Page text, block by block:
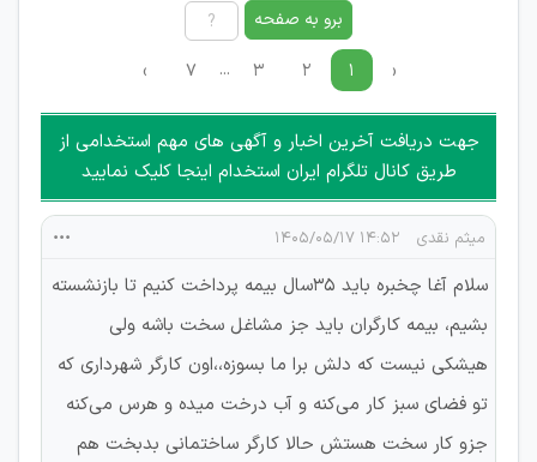
امکان هماهنگی برای هرگونه ملاقات حضوری چه به صورت دسته
جمعی و چه فردی توسط کاربران سایت وجود ندارد.
برو به صفحه
‹ ۱ ۲ ۳ ... ۷ ›
جهت دریافت آخرین اخبار و آگهی های مهم استخدامی از
طریق کانال تلگرام ایران استخدام اینجا کلیک نمایید
میثم نقدی ۱۴:۵۲ ۱۴۰۵/۰۵/۱۷
سلام آغا چخبره باید 35سال بیمه پرداخت کنیم تا بازنشسته
بشیم، بیمه کارگران باید جز مشاغل سخت باشه ولی
هیشکی نیست که دلش برا ما بسوزه،،اون کارگر شهرداری که
تو فضای سبز کار می‌کنه و آب درخت میده و هرس می‌کنه
جزو کار سخت هستش حالا کارگر ساختمانی بدبخت هم